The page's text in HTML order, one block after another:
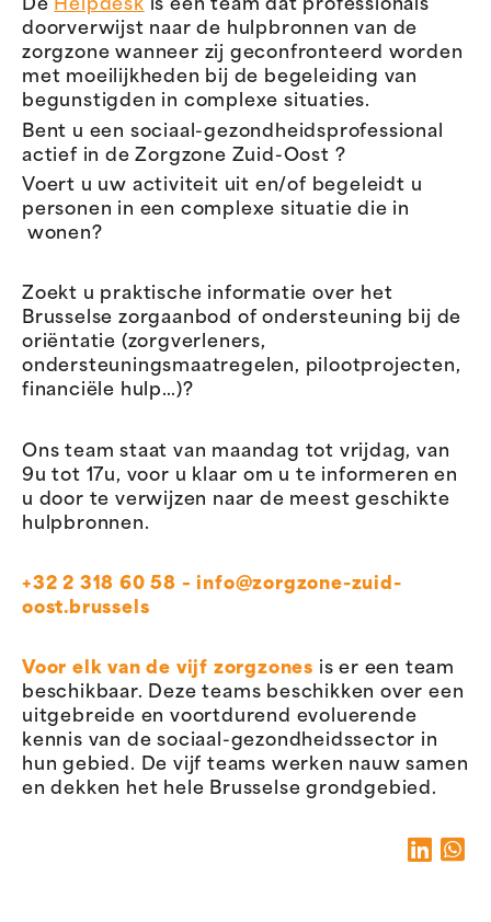
De Helpdesk is een team dat professionals
doorverwijst naar de hulpbronnen van de
zorgzone wanneer zij geconfronteerd worden
met moeilijkheden bij de begeleiding van
begunstigden in complexe situaties.
Bent u een sociaal-gezondheidsprofessional
actief in de Zorgzone Zuid-Oost ?
Voert u uw activiteit uit en/of begeleidt u
personen in een complexe situatie die in
wonen?
Zoekt u praktische informatie over het
Brusselse zorgaanbod of ondersteuning bij de
oriëntatie (zorgverleners,
ondersteuningsmaatregelen, pilootprojecten,
financiële hulp…)?
Ons team staat van maandag tot vrijdag, van
9u tot 17u, voor u klaar om u te informeren en
u door te verwijzen naar de meest geschikte
hulpbronnen.
+32 2 318 60 58 – info@zorgzone-zuid-
oost.brussels
Voor elk van de vijf zorgzones is er een team
beschikbaar. Deze teams beschikken over een
uitgebreide en voortdurend evoluerende
kennis van de sociaal-gezondheidssector in
hun gebied. De vijf teams werken nauw samen
en dekken het hele Brusselse grondgebied.